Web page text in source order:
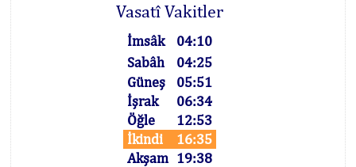
Vasatî Vakitler
İmsâk
04:10
Sabâh
04:25
Güneş
05:51
İşrak
06:34
Öğle
12:53
İkindi
16:35
Akşam 19:38